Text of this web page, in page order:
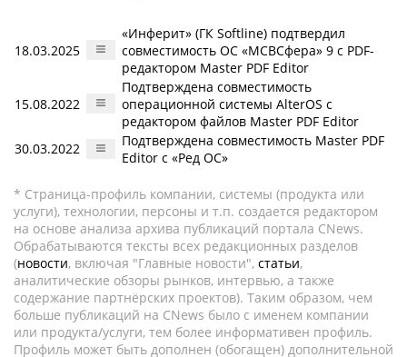
18.03.2025
«Инферит» (ГК Softline) подтвердил
совместимость ОС «МСВСфера» 9 с PDF-
редактором Master PDF Editor
15.08.2022
Подтверждена совместимость
операционной системы AlterOS с
редактором файлов Master PDF Editor
30.03.2022
Подтверждена совместимость Master PDF
Editor с «Ред ОС»
* Страница-профиль компании, системы (продукта или
услуги), технологии, персоны и т.п. создается редактором
на основе анализа архива публикаций портала CNews.
Обрабатываются тексты всех редакционных разделов
(новости, включая "Главные новости", статьи,
аналитические обзоры рынков, интервью, а также
содержание партнёрских проектов). Таким образом, чем
больше публикаций на CNews было с именем компании
или продукта/услуги, тем более информативен профиль.
Профиль может быть дополнен (обогащен) дополнительной